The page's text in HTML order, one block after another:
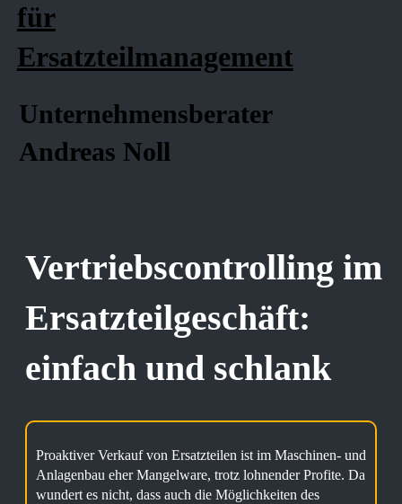
für
Ersatzteilmanagement
Unternehmensberater
Andreas Noll
Vertriebscontrolling im
Ersatzteilgeschäft:
einfach und schlank
Proaktiver Verkauf von Ersatzteilen ist im Maschinen- und
Anlagenbau eher Mangelware, trotz lohnender Profite. Da
wundert es nicht, dass auch die Möglichkeiten des